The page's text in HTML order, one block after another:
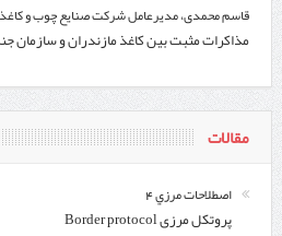
قاسم محمدی، مدیرعامل شرکت صنایع چوب و کاغذ
مذاکرات مثبت بین کاغذ مازندران و سازمان
مقالات
اصطلاحات مرزي 4
پروتکل مرزی Border protocol